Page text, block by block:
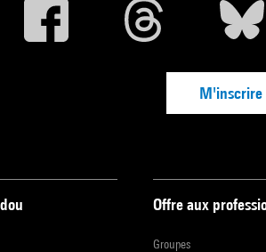
M'inscrire
Offre aux
Groupes